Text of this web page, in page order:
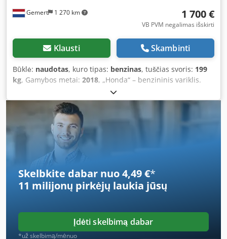
Gemert 1 270 km 1 700 €
VB PVM negalimas išskirti
Klausti Skambinti
Būklė: naudotas, kuro tipas: benzinas, tuščias svoris: 199
kg, Gamybos metai: 2018, „Honda“ – benzininis variklis.
Paleidžiamas rankiniu būdu. Svoris: 199 kg. Smūgio jėga:
30 kN. Plokštės plotis: 50 cm. Judėjimas į priekį / atgal.
Kaina: 1 700 € (be PVM). Dkedpfxjxw H Hve Aa Eer
Sandėlyje turime!
Skelbkite dabar nuo 4,49 €*
11 milijonų pirkėjų laukia jūsų
Įdėti skelbimą dabar
*už skelbimą/mėnuo